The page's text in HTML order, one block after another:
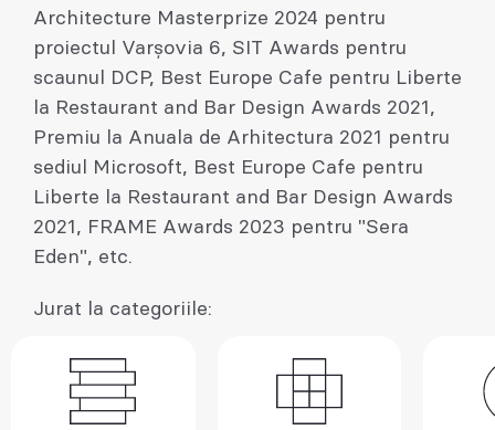
Architecture Masterprize 2024 pentru
proiectul Varșovia 6, SIT Awards pentru
scaunul DCP, Best Europe Cafe pentru Liberte
la Restaurant and Bar Design Awards 2021,
Premiu la Anuala de Arhitectura 2021 pentru
sediul Microsoft, Best Europe Cafe pentru
Liberte la Restaurant and Bar Design Awards
2021, FRAME Awards 2023 pentru "Sera
Eden", etc.
Jurat la categoriile: